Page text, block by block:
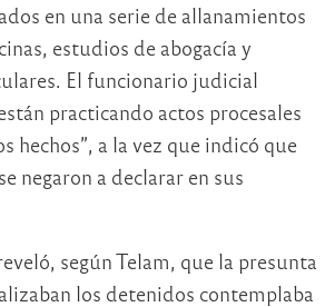
en una serie de allanamientos
estudios de abogacía y
El funcionario judicial
practicando actos procesales
hechos”, a la vez que indicó que
negaron a declarar en sus
según Telam, que la presunta
los detenidos contemplaba